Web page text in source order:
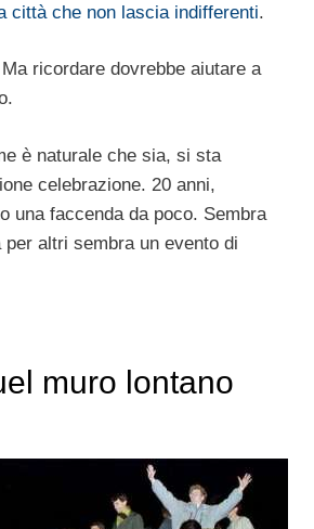
città che non lascia indifferenti.
ricordare dovrebbe aiutare a
è naturale che sia, si sta
celebrazione. 20 anni,
una faccenda da poco. Sembra
altri sembra un evento di
muro lontano